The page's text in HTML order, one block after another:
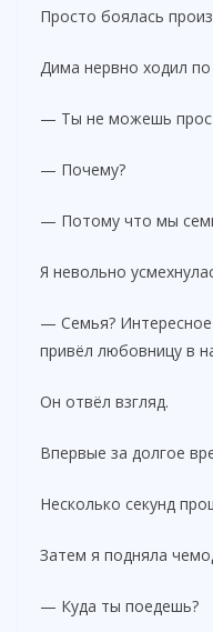
Просто боялась
Дима нервно ходил
— Ты не можешь
— Почему?
— Потому что мы
Я невольно
— Семья?
привёл любовницу в
Он отвёл взгляд.
Впервые за долгое
Несколько секунд
Затем я подняла
— Куда ты поедешь?